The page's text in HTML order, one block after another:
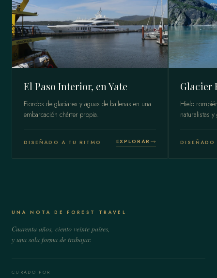
El Paso Interior, en Yate
Fiordos de glaciares y aguas de ballenas en una
embarcación chárter propia.
DISEÑADO A TU RITMO EXPLORAR
Glacier
Hielo
naturalistas
UNA NOTA DE FOREST TRAVEL
Cuarenta años, ciento veinte países,
y una sola forma de trabajar.
CURADO POR